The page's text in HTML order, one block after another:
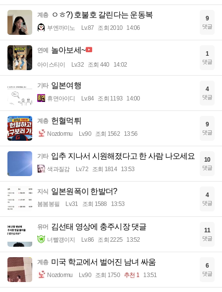
계층 ㅇㅎ?) 호불호 갈린다는 운동복
부엔까미노 Lv.87 조회 2010 14:06
9
댓글
연예 놀아보세~
아이스티이 Lv.32 조회 440 14:02
1
댓글
기타 일본여행
휴면아이디 Lv.84 조회 1193 14:00
4
댓글
계층 헌혈먹튀
Nozdormu Lv.90 조회 1562 13:56
9
댓글
기타 입추 지나서 시원해졌다고 한 사람 나오세요
색과질감 Lv.72 조회 1814 13:53
10
댓글
지식 일본원폭이 한발더?
봄봄봉필 Lv.31 조회 1588 13:53
4
댓글
유머 김선태 영상에 충주시장 댓글
너빨갱이지 Lv.86 조회 2225 13:52
11
댓글
계층 미국 학교에서 벌어진 남녀 싸움
Nozdormu Lv.90 조회 1750 추천 1 13:51
6
댓글